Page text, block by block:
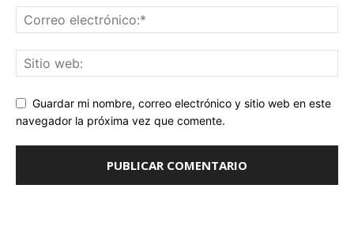
Guardar mi nombre, correo electrónico y sitio web en este
navegador la próxima vez que comente.